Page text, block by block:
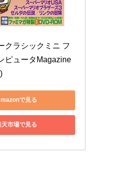
クラシックミニ フ
ピュータMagazine
で見る
天市場で見る